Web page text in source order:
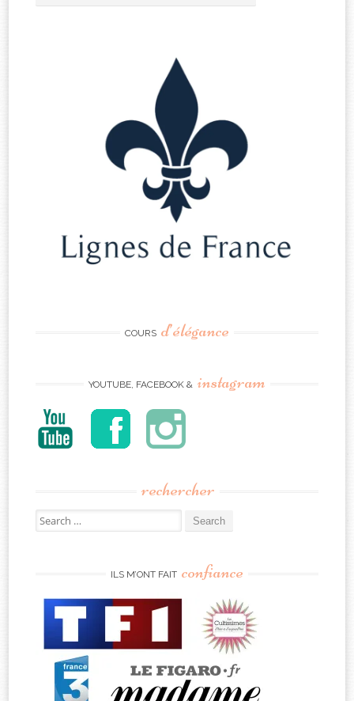
COURS d’élégance
YOUTUBE, FACEBOOK & instagram
rechercher
Search
for:
ILS M’ONT FAIT confiance